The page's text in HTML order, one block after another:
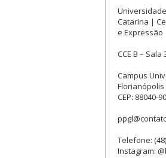
Catarina |
e Expressão
CCE B – Sala
Campus
Florianópolis
CEP: 88040-
Telefone:
Instagram: